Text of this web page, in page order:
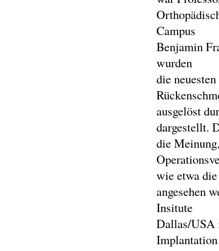
Campus
Benjamin
wurden
die
ausgelöst
dargestellt.
die
wie etwa
angesehen
Insitute
Dallas/USA